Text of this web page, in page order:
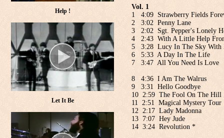
Vol. 1
1 4:09 Strawberry Fields
2 3:02 Penny Lane
3 2:02 Sgt. Pepper's Lonely
4 2:43 With A Little Help
5 3:28 Lucy In The Sky With
6 5:33 A Day In The Life
7 3:47 All You Need Is Love
8 4:36 I Am The Walrus
9 3:31 Hello Goodbye
10 2:59 The Fool On The Hill
11 2:51 Magical Mystery Tour
12 2:17 Lady Madonna
13 7:07 Hey Jude
14 3:24 Revolution *
Help !
Let It Be